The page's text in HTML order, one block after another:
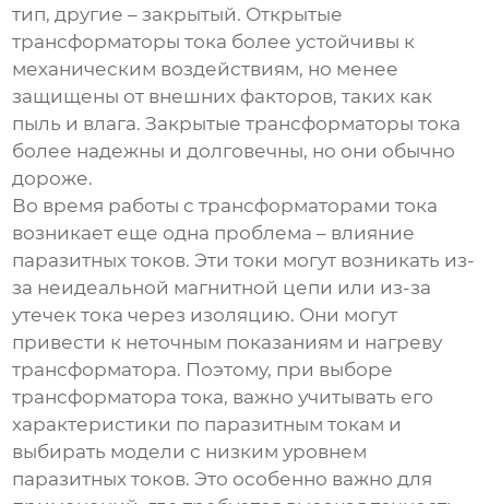
тип, другие – закрытый. Открытые
трансформаторы тока более устойчивы к
механическим воздействиям, но менее
защищены от внешних факторов, таких как
пыль и влага. Закрытые трансформаторы тока
более надежны и долговечны, но они обычно
дороже.
Во время работы с трансформаторами тока
возникает еще одна проблема – влияние
паразитных токов. Эти токи могут возникать из-
за неидеальной магнитной цепи или из-за
утечек тока через изоляцию. Они могут
привести к неточным показаниям и нагреву
трансформатора. Поэтому, при выборе
трансформатора тока, важно учитывать его
характеристики по паразитным токам и
выбирать модели с низким уровнем
паразитных токов. Это особенно важно для